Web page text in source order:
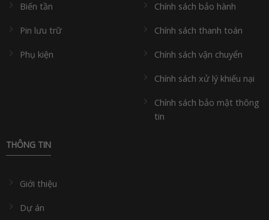
Biến tần
Pin lưu trữ
Phụ kiện
Chính sách bảo hành
Chính sách thanh toán
Chính sách vận chuyển
Chính sách xử lý khiếu nại
Chính sách bảo mật thông
tin
THÔNG TIN
Giới thiệu
Dự án